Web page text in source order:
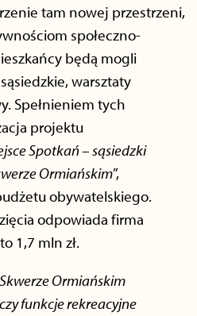
tam nowej przestrzeni,
społeczno-
będą mogli
warsztaty
Spełnieniem tych
projektu
Spotkań – sąsiedzki
Ormiańskim”,
obywatelskiego.
odpowiada firma
1,7 mln zł.
Ormiańskim
funkcje rekreacyjne